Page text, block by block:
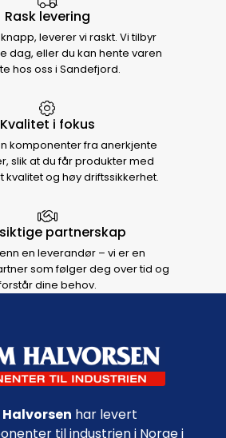
Rask levering
leverer vi raskt. Vi tilbyr
dag, eller du kan hente varen
hos oss i Sandefjord.
Kvalitet i fokus
komponenter fra anerkjente
slik at du får produkter med
kvalitet og høy driftssikkerhet.
partnerskap
en leverandør – vi er en
som følger deg over tid og
dine behov.
Footer navigation
har levert
til industrien i Norge i